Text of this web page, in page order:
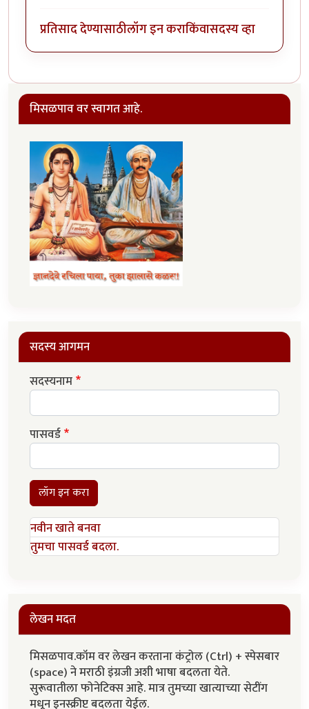
प्रतिसाद देण्यासाठीलॉग इन कराकिंवासदस्य व्हा
मिसळपाव वर स्वागत आहे.
सदस्य आगमन
सदस्यनाम
पासवर्ड
लॉग इन करा
नवीन खाते बनवा
तुमचा पासवर्ड बदला.
लेखन मदत
मिसळपाव.कॉम वर लेखन करताना कंट्रोल (Ctrl) + स्पेसबार
(space) ने मराठी इंग्रजी अशी भाषा बदलता येते.
सुरूवातीला फोनेटिक्स आहे. मात्र तुमच्या खात्याच्या सेटींग
मधून इनस्क्रीप्ट बदलता येईल.